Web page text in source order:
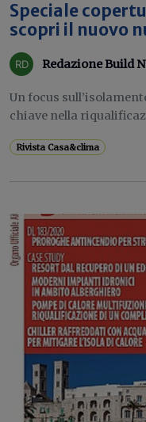
Speciale
scopri il nuovo
Redazione Build
Un focus
chiave nella
Rivista Casa&clima